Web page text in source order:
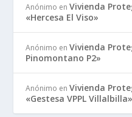
Anónimo enVivienda
«Hercesa El Viso»
Anónimo enVivienda
Pinomontano P2»
Anónimo enVivienda
«Gestesa VPPL Villalbilla»